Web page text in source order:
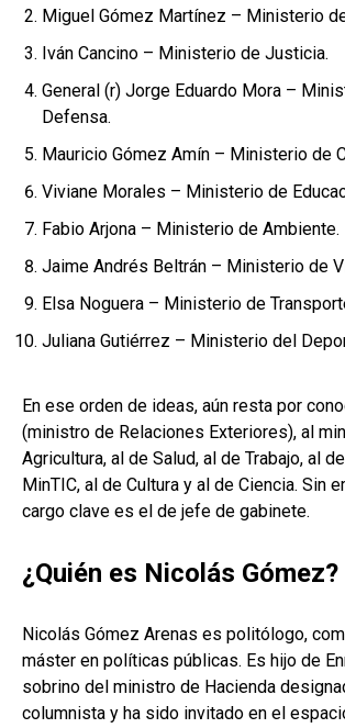
Miguel Gómez Martínez – Ministerio
Iván Cancino – Ministerio de Justicia.
General (r) Jorge Eduardo Mora –
Defensa.
Mauricio Gómez Amín – Ministerio de
Viviane Morales – Ministerio de
Fabio Arjona – Ministerio de Ambiente.
Jaime Andrés Beltrán – Ministerio de
Elsa Noguera – Ministerio de
Juliana Gutiérrez – Ministerio del
En ese orden de ideas, aún resta por
(ministro de Relaciones Exteriores), al
Agricultura, al de Salud, al de Trabajo, al
MinTIC, al de Cultura y al de Ciencia. Sin
cargo clave es el de jefe de gabinete.
¿Quién es Nicolás Gómez?
Nicolás Gómez Arenas es politólogo,
máster en políticas públicas. Es hijo de
sobrino del ministro de Hacienda
columnista y ha sido invitado en el